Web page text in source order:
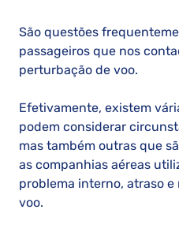
São questões
passageiros que nos
perturbação de voo.
Efetivamente, existem
podem considerar
mas também outras que
as companhias aéreas
problema interno, atraso
voo.